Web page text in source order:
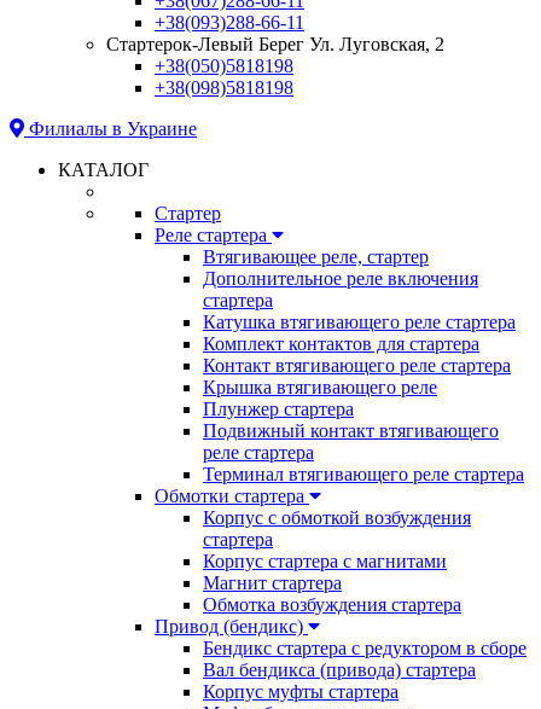
+38(093)288-66-11
Стартерок-Левый Берег Ул. Луговская, 2
+38(050)5818198
+38(098)5818198
Филиалы в Украине
КАТАЛОГ
Стартер
Реле стартера
Втягивающее реле, стартер
Дополнительное реле включения
стартера
Катушка втягивающего реле стартера
Комплект контактов для стартера
Контакт втягивающего реле стартера
Крышка втягивающего реле
Плунжер стартера
Подвижный контакт втягивающего
реле стартера
Терминал втягивающего реле стартера
Обмотки стартера
Корпус с обмоткой возбуждения
стартера
Корпус стартера с магнитами
Магнит стартера
Обмотка возбуждения стартера
Привод (бендикс)
Бендикс стартера с редуктором в сборе
Вал бендикса (привода) стартера
Корпус муфты стартера